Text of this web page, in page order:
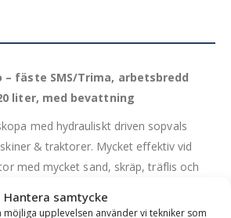
Hantera samtycke
möjliga upplevelsen använder vi tekniker som
– fäste SMS/Trima, arbetsbredd
liter, med bevattning
med hydrauliskt driven sopvals
& traktorer. Mycket effektiv vid
med mycket sand, skräp, träflis och